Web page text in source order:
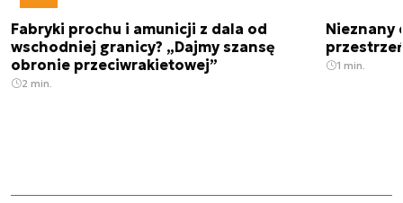
Fabryki prochu i amunicji z dala od
wschodniej granicy? „Dajmy szansę
obronie przeciwrakietowej”
2 min.
Nieznany
1 min.